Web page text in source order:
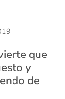
que
y
de